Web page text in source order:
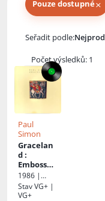
Pouze dostupné×
Seřadit podle:
Počet výsledků: 1
Paul
Simon
Gracelan
d:
Embossed
Sleeve
Vinyl
1986 |
Warner
Bros.
StavVG+ |
VG+